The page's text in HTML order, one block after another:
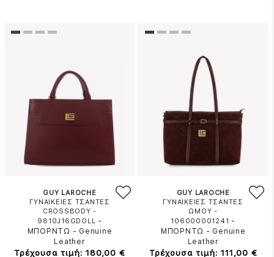
GUY LAROCHE
ΓΥΝΑΙΚΕΙΕΣ ΤΣΑΝΤΕΣ
CROSSBODY -
9810J16GDOLL -
ΜΠΟΡΝΤΩ - Genuine
Leather
Τρέχουσα τιμή: 180,00 €
GUY LAROCHE
ΓΥΝΑΙΚΕΙΕΣ ΤΣΑΝΤΕΣ
ΩΜΟΥ -
106000001241 -
ΜΠΟΡΝΤΩ - Genuine
Leather
Τρέχουσα τιμή: 111,00 €